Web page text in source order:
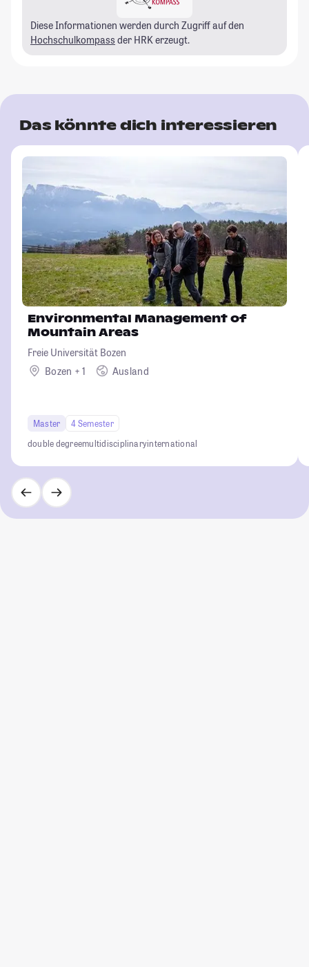
Diese Informationen werden durch Zugriff auf den
Hochschulkompass der HRK erzeugt.
Das könnte dich interessieren
Environmental Management of
Mountain Areas
Freie Universität Bozen
Bozen + 1
Ausland
Master
4 Semester
double degreemultidisciplinaryinternational